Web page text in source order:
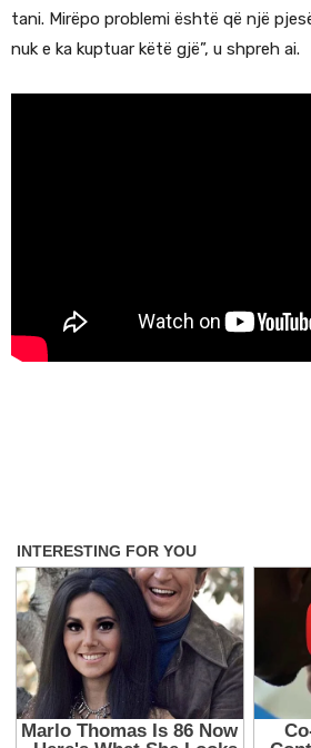
tani. Mirëpo problemi është që një
nuk e ka kuptuar këtë gjë”, u shpreh ai.